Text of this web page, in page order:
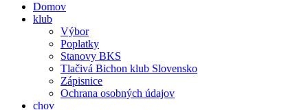
Domov
klub
Výbor
Poplatky
Stanovy BKS
Tlačivá Bichon klub Slovensko
Zápisnice
Ochrana osobných údajov
chov